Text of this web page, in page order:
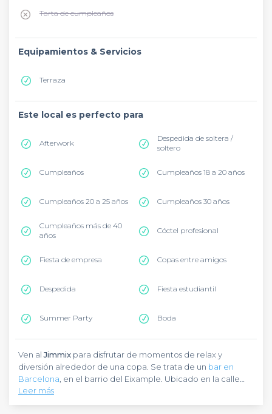
Tarta de cumpleaños
Equipamientos & Servicios
Terraza
Este local es perfecto para
Afterwork
Despedida de soltera /
soltero
Cumpleaños Cumpleaños 18 a 20 años
Cumpleaños 20 a 25 años Cumpleaños 30 años
Cumpleaños más de 40
años
Cóctel profesional
Fiesta de empresa Copas entre amigos
Despedida Fiesta estudiantil
Summer Party Boda
Ven alJimmix para disfrutar de momentos de relax y
diversión alrededor de una copa. Se trata de un bar en
Barcelona , en el barrio del Eixample. Ubicado en la calle
Sant Antoni Maria Claret, este establecimiento está a dos
pasos de los Jardins de la Indústria y muy cerca de la Basílica
Jimmixes un pub acogedor, conocido por su ambiente
Leer más